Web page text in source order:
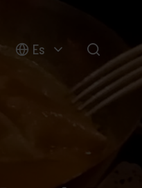
Es